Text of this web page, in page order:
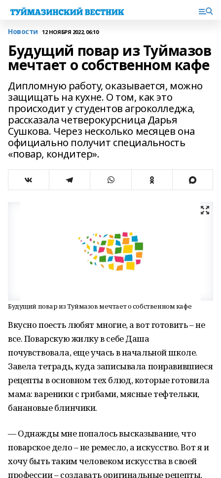
Новости 12 НОЯБРЯ 2022, 06:10
Будущий повар из Туймазов
мечтает о собственном кафе
Дипломную работу, оказывается, можно
защищать на кухне. О том, как это
происходит у студентов агроколледжа,
рассказала четверокурсница Дарья
Сушкова. Через несколько месяцев она
официально получит специальность
«повар, кондитер».
Будущий повар из Туймазов мечтает о собственном кафе
Вкусно поесть любят многие, а вот готовить – не
все. Поварскую жилку в себе Даша
почувствовала, еще учась в начальной школе.
Завела тетрадь, куда записывала понравившиеся
рецепты в основном тех блюд, которые готовила
мама: вареники с грибами, мясные тефтельки,
банановые блинчики.
— Однажды мне попалось высказывание, что
поварское дело – не ремесло, а искусство. Вот я и
хочу быть таким человеком искусства в своей
профессии – создавать оригинальные рецепты,